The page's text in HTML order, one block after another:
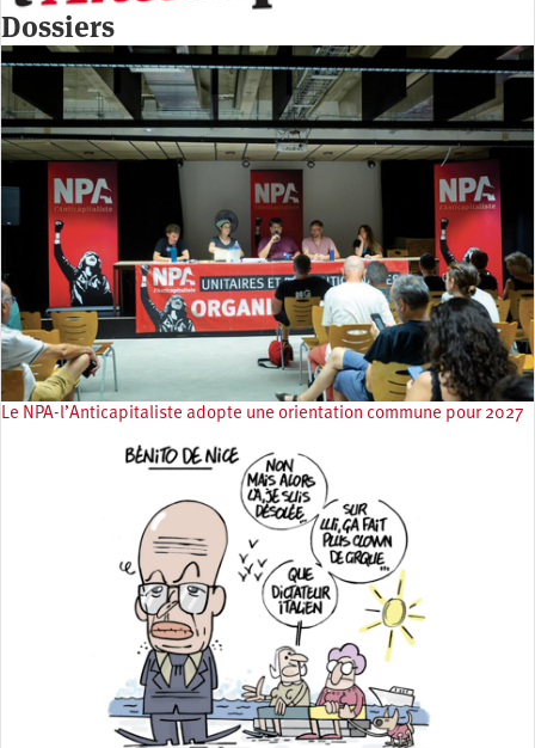
Dossiers
Le NPA-l’Anticapitaliste adopte une orientation commune pour 2027